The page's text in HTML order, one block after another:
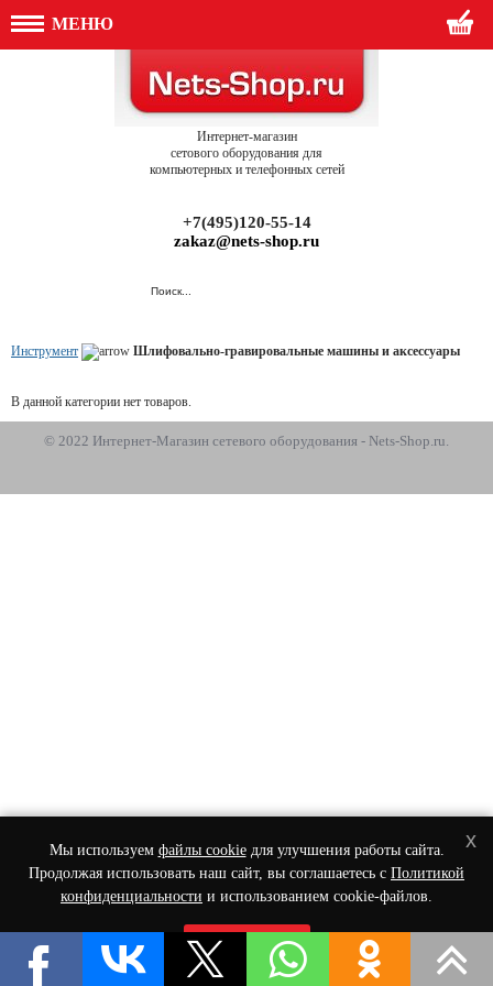
МЕНЮ
Мы используем файлы cookieдля улучшения работы сайта.
Продолжая использовать наш сайт, вы соглашаетесь с Политикой
конфиденциальности и использованием cookie-файлов.
Принять
x
Интернет-магазин
сетового оборудования для
компьютерных и телефонных сетей
+7(495)120-55-14
zakaz@nets-shop.ru
Инструмент Шлифовально-гравировальные машины и аксессуары
В данной категории нет товаров.
© 2022 Интернет-Магазин сетевого оборудования - Nets-Shop.ru.